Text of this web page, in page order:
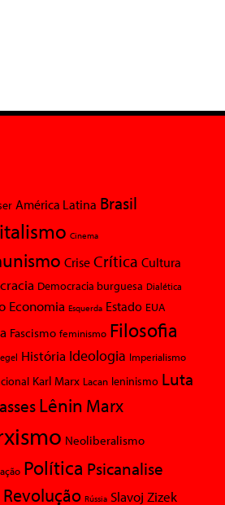
América Latina Brasil
Cinema
Crise Crítica Cultura
Democracia burguesa Dialética
Economia Esquerda Estado EUA
Fascismo feminismo Filosofia
História Ideologia Imperialismo
Karl Marx Lacan leninismo Luta
Lênin Marx
Neoliberalismo
Política Psicanalise
Revolução Rússia Slavoj Zizek